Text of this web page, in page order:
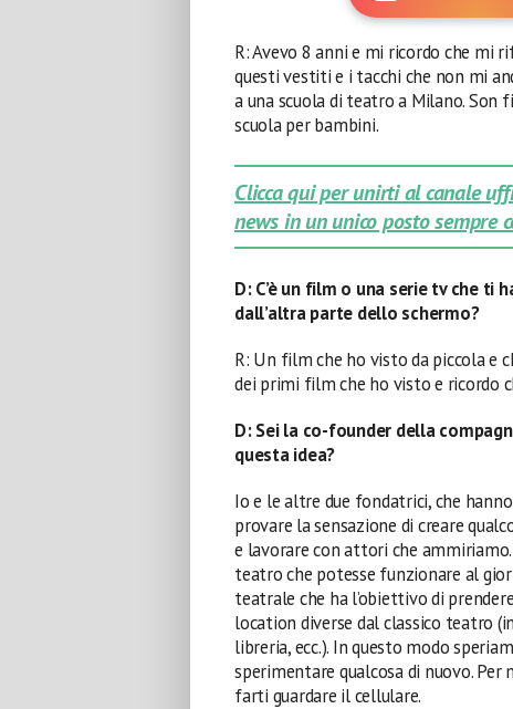
R: Avevo 8 anni e mi ricordo che mi
questi vestiti e i tacchi che non mi
a una scuola di teatro a Milano. Son
scuola per bambini.
Clicca qui per unirti al canale
news in un unico posto sempre
D: C’è un film o una serie tv che
dall’altra parte dello schermo?
R: Un film che ho visto da piccola e
dei primi film che ho visto e ricordo
D: Sei la co-founder della
questa idea?
Io e le altre due fondatrici, che
provare la sensazione di creare
e lavorare con attori che
teatro che potesse funzionare al
teatrale che ha l’obiettivo di
location diverse dal classico teatro
libreria, ecc.). In questo modo
sperimentare qualcosa di nuovo.
farti guardare il cellulare.